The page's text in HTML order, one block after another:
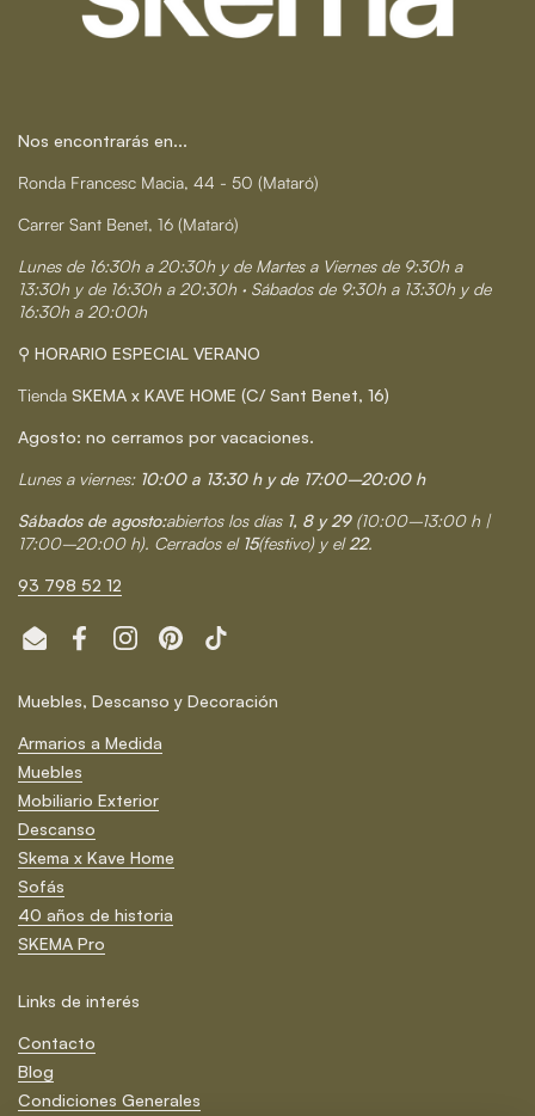
Nos encontrarás en...
Ronda Francesc Macia, 44 - 50 (Mataró)
Carrer Sant Benet, 16 (Mataró)
Lunes de 16:30h a 20:30h y de Martes a Viernes de 9:30h a
13:30h y de 16:30h a 20:30h · Sábados de 9:30h a 13:30h y de
16:30h a 20:00h
⚲ HORARIO ESPECIAL VERANO
Tienda SKEMA x KAVE HOME (C/ Sant Benet, 16)
Agosto: no cerramos por vacaciones.
Lunes a viernes: 10:00 a 13:30 h y de 17:00–20:00 h
Sábados de agosto:abiertos los días 1, 8 y 29 (10:00–13:00 h |
17:00–20:00 h). Cerrados el 15(festivo) y el22.
93 798 52 12
Email FacebookInstagramPinterestTikTok
Muebles, Descanso y Decoración
Armarios a Medida
Muebles
Mobiliario Exterior
Descanso
Skema x Kave Home
Sofás
40 años de historia
SKEMA Pro
Links de interés
Contacto
Blog
Condiciones Generales